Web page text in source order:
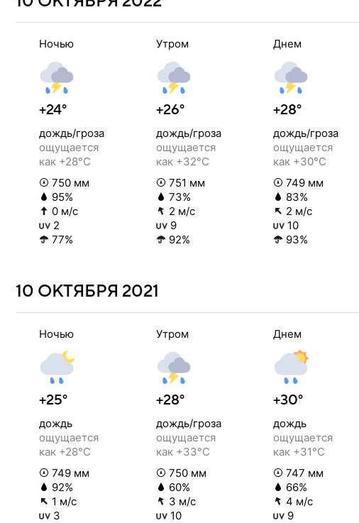
Ночью
+24°
дождь/гроза
ощущается
как +28°C
750 мм
95%
0 м/с
2
77%
Утром
+26°
дождь/гроза
ощущается
как +32°C
751 мм
73%
2 м/с
9
92%
Днем
+28°
дождь/гроза
ощущается
как +30°C
749 мм
83%
2 м/с
10
93%
10 ОКТЯБРЯ 2021
Ночью
+25°
дождь
ощущается
как +28°C
749 мм
92%
1 м/с
3
Утром
+28°
дождь/гроза
ощущается
как +33°C
750 мм
60%
3 м/с
10
Днем
+30°
дождь
ощущается
как +31°C
747 мм
66%
4 м/с
9